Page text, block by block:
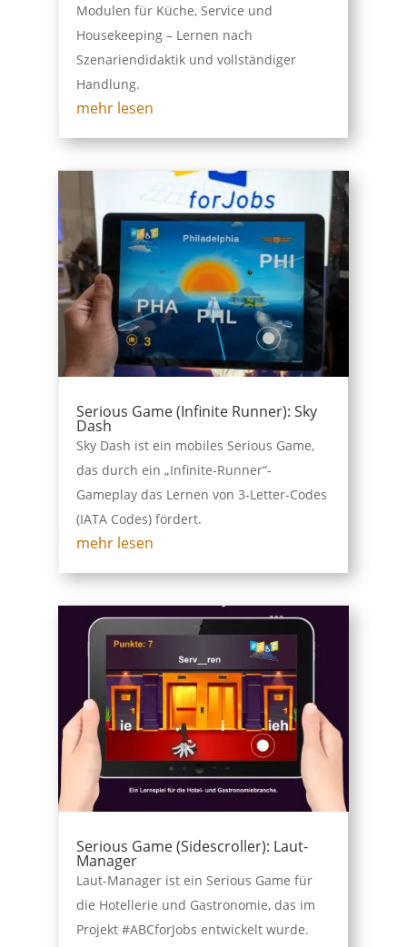
Modulen für Küche, Service und
Housekeeping – Lernen nach
Szenariendidaktik und vollständiger
Handlung.
mehr lesen
Serious Game (Infinite Runner): Sky
Dash
Sky Dash ist ein mobiles Serious Game,
das durch ein „Infinite-Runner“-
Gameplay das Lernen von 3-Letter-Codes
(IATA Codes) fördert.
mehr lesen
Serious Game (Sidescroller): Laut-
Manager
Laut-Manager ist ein Serious Game für
die Hotellerie und Gastronomie, das im
Projekt #ABCforJobs entwickelt wurde.